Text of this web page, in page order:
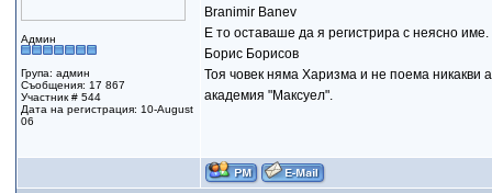
Админ
Група: админ
Съобщения: 17 867
Участник # 544
Дата на регистрация: 10-August
06
Branimir Banev
Е то оставаше да я регистрира с неясно име.
Борис Борисов
Тоя човек няма Харизма и не поема никакви
академия "Максуел".